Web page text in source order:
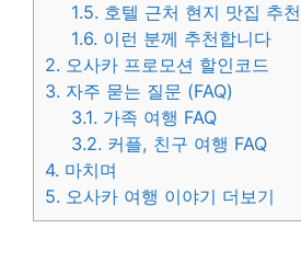
1.5. 호텔 근처 현지 맛집 추
1.6. 이런 분께 추천합니다
2. 오사카 프로모션 할인코드
3. 자주 묻는 질문 (FAQ)
3.1. 가족 여행 FAQ
3.2. 커플, 친구 여행 FAQ
4. 마치며
5. 오사카 여행 이야기 더보기